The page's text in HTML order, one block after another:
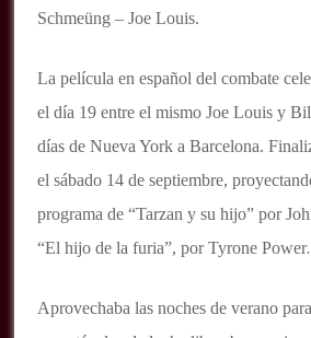
Schmeüng – Joe Louis.
La película en español del combate
el día 19 entre el mismo Joe Louis y
días de Nueva York a Barcelona.
el sábado 14 de septiembre,
programa de “Tarzan y su hijo” por
“El hijo de la furia”, por Tyrone Power.
Aprovechaba las noches de verano